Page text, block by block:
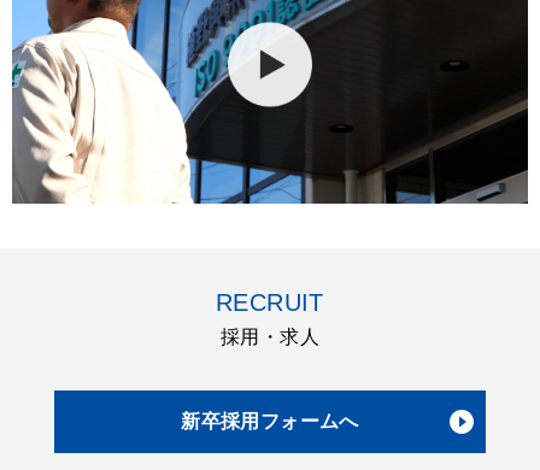
RECRUIT
採用・求人
新卒採用フォームへ